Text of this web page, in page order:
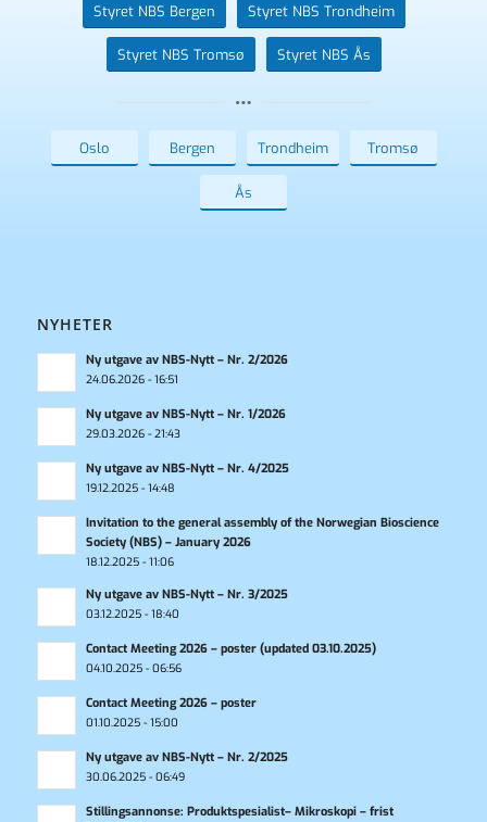
Styret NBS Bergen Styret NBS Trondheim
Styret NBS Tromsø Styret NBS Ås
Oslo Bergen Trondheim Tromsø
Ås
NYHETER
Ny utgave av NBS-Nytt – Nr. 2/2026
24.06.2026 - 16:51
Ny utgave av NBS-Nytt – Nr. 1/2026
29.03.2026 - 21:43
Ny utgave av NBS-Nytt – Nr. 4/2025
19.12.2025 - 14:48
Invitation to the general assembly of the Norwegian Bioscience
Society (NBS) – January 2026
18.12.2025 - 11:06
Ny utgave av NBS-Nytt – Nr. 3/2025
03.12.2025 - 18:40
Contact Meeting 2026 – poster (updated 03.10.2025)
04.10.2025 - 06:56
Contact Meeting 2026 – poster
01.10.2025 - 15:00
Ny utgave av NBS-Nytt – Nr. 2/2025
30.06.2025 - 06:49
Stillingsannonse: Produktspesialist– Mikroskopi – frist